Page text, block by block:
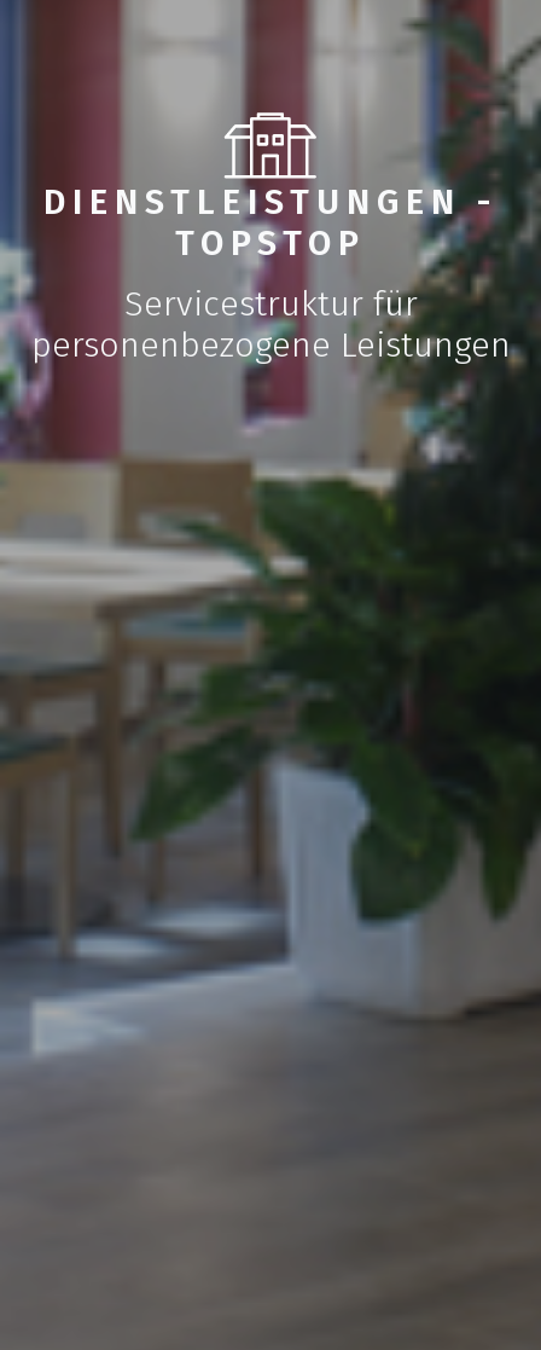
DIENSTLEISTUNGEN -
TOPSTOP
Servicestruktur für
personenbezogene Leistungen